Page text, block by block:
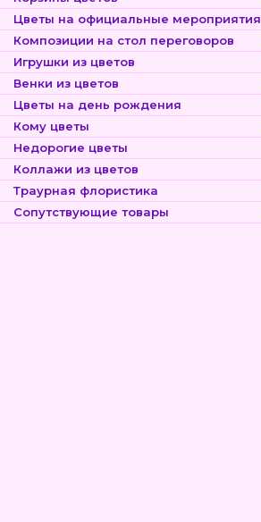
Цветы на официальные мероприятия
Композиции на стол переговоров
Игрушки из цветов
Венки из цветов
Цветы на день рождения
Кому цветы
Недорогие цветы
Коллажи из цветов
Траурная флористика
Сопутствующие товары